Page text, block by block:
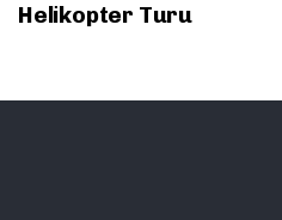
Helikopter Turu